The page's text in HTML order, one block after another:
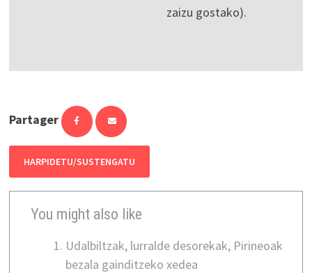
zaizu gostako).
Partager
HARPIDETU/SUSTENGATU
You might also like
Udalbiltzak, lurralde desorekak, Pirineoak
bezala gainditzeko xedea